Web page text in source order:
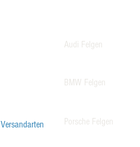
Audi Felgen
BMW Felgen
Porsche Felgen